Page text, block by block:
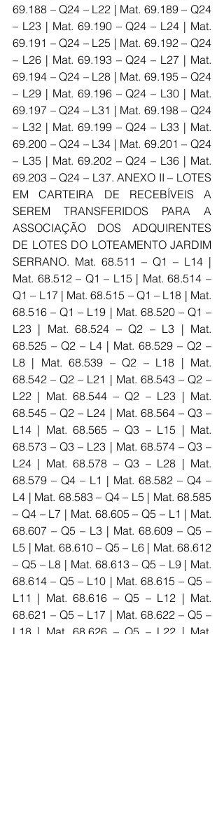
69.188 – Q24 – L22 | Mat. 69.189 – Q24
– L23 | Mat. 69.190 – Q24 – L24 | Mat.
69.191 – Q24 – L25 | Mat. 69.192 – Q24
– L26 | Mat. 69.193 – Q24 – L27 | Mat.
69.194 – Q24 – L28 | Mat. 69.195 – Q24
– L29 | Mat. 69.196 – Q24 – L30 | Mat.
69.197 – Q24 – L31 | Mat. 69.198 – Q24
– L32 | Mat. 69.199 – Q24 – L33 | Mat.
69.200 – Q24 – L34 | Mat. 69.201 – Q24
– L35 | Mat. 69.202 – Q24 – L36 | Mat.
69.203 – Q24 – L37. ANEXO II – LOTES
EM CARTEIRA DE RECEBÍVEIS A
SEREM TRANSFERIDOS PARA A
ASSOCIAÇÃO DOS ADQUIRENTES
DE LOTES DO LOTEAMENTO JARDIM
SERRANO. Mat. 68.511 – Q1 – L14 |
Mat. 68.512 – Q1 – L15 | Mat. 68.514 –
Q1 – L17 | Mat. 68.515 – Q1 – L18 | Mat.
68.516 – Q1 – L19 | Mat. 68.520 – Q1 –
L23 | Mat. 68.524 – Q2 – L3 | Mat.
68.525 – Q2 – L4 | Mat. 68.529 – Q2 –
L8 | Mat. 68.539 – Q2 – L18 | Mat.
68.542 – Q2 – L21 | Mat. 68.543 – Q2 –
L22 | Mat. 68.544 – Q2 – L23 | Mat.
68.545 – Q2 – L24 | Mat. 68.564 – Q3 –
L14 | Mat. 68.565 – Q3 – L15 | Mat.
68.573 – Q3 – L23 | Mat. 68.574 – Q3 –
L24 | Mat. 68.578 – Q3 – L28 | Mat.
68.579 – Q4 – L1 | Mat. 68.582 – Q4 –
L4 | Mat. 68.583 – Q4 – L5 | Mat. 68.585
– Q4 – L7 | Mat. 68.605 – Q5 – L1 | Mat.
68.607 – Q5 – L3 | Mat. 68.609 – Q5 –
L5 | Mat. 68.610 – Q5 – L6 | Mat. 68.612
– Q5 – L8 | Mat. 68.613 – Q5 – L9 | Mat.
68.614 – Q5 – L10 | Mat. 68.615 – Q5 –
L11 | Mat. 68.616 – Q5 – L12 | Mat.
68.621 – Q5 – L17 | Mat. 68.622 – Q5 –
L18 | Mat. 68.626 – Q5 – L22 | Mat.